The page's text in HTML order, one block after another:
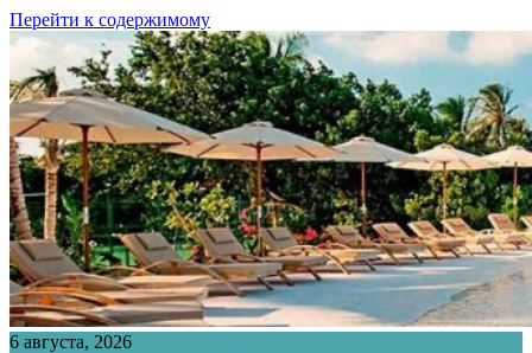
Перейти к содержимому
6 августа, 2026